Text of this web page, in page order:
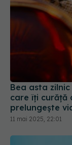
Bea asta
care îți curăță
prelungește
11 mai 2025, 22:01